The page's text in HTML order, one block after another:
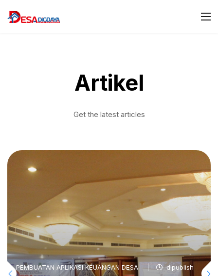
Artikel
Get the latest articles
PEMBUATAN APLIKASI KEUANGAN DESA
dipublish